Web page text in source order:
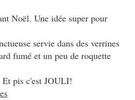
Noël. Une idée super pour
servie dans des verrines
fumé et un peu de roquette
pis c'est JOULI!